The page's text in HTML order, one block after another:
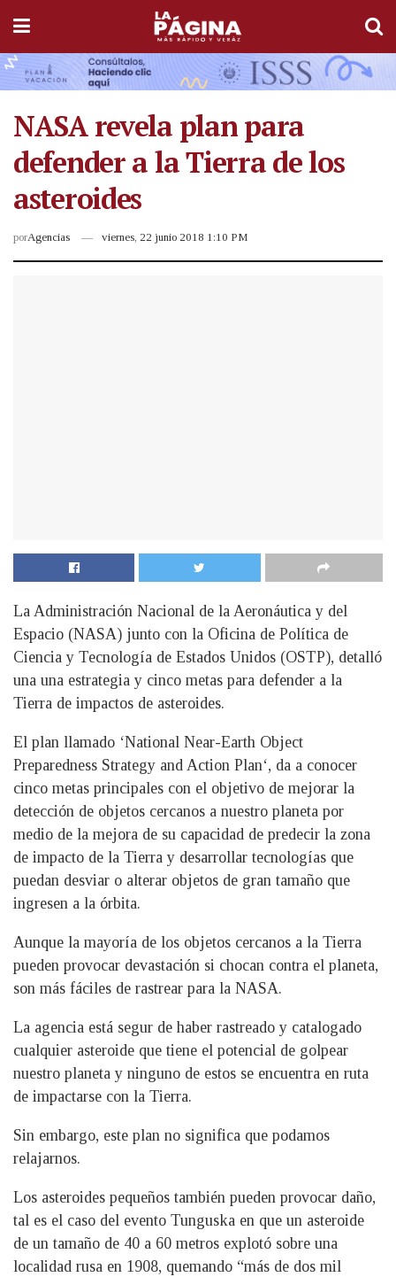
NASA revela plan para
defender a la Tierra de los
asteroides
porAgencias viernes, 22 junio 2018 1:10 PM
La Administración Nacional de la Aeronáutica y del
Espacio (NASA) junto con la Oficina de Política de
Ciencia y Tecnología de Estados Unidos (OSTP), detalló
una una estrategia y cinco metas para defender a la
Tierra de impactos de asteroides.
El plan llamado ‘National Near-Earth Object
Preparedness Strategy and Action Plan‘, da a conocer
cinco metas principales con el objetivo de mejorar la
detección de objetos cercanos a nuestro planeta por
medio de la mejora de su capacidad de predecir la zona
de impacto de la Tierra y desarrollar tecnologías que
puedan desviar o alterar objetos de gran tamaño que
ingresen a la órbita.
Aunque la mayoría de los objetos cercanos a la Tierra
pueden provocar devastación si chocan contra el planeta,
son más fáciles de rastrear para la NASA.
La agencia está segur de haber rastreado y catalogado
cualquier asteroide que tiene el potencial de golpear
nuestro planeta y ninguno de estos se encuentra en ruta
de impactarse con la Tierra.
Sin embargo, este plan no significa que podamos
relajarnos.
Los asteroides pequeños también pueden provocar daño,
tal es el caso del evento Tunguska en que un asteroide
de un tamaño de 40 a 60 metros explotó sobre una
localidad rusa en 1908, quemando “más de dos mil